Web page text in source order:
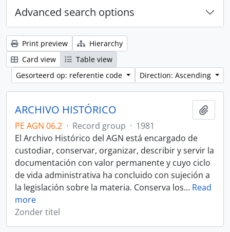
Advanced search options
Print preview
Hierarchy
Card view
Table view
Gesorteerd op: referentie code
Direction: Ascending
ARCHIVO HISTÓRICO
PE AGN 06.2 · Record group · 1981
El Archivo Histórico del AGN está encargado de
custodiar, conservar, organizar, describir y servir la
documentación con valor permanente y cuyo ciclo
de vida administrativa ha concluido con sujeción a
la legislación sobre la materia. Conserva los… Read
more
Zonder titel